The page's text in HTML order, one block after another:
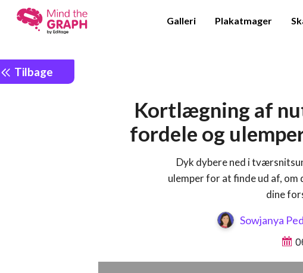
Galleri Plakatmager
Tilbage
Kortlægning af
fordele og
Dyk dybere ned i
ulemper for at finde ud af,
dine
Sowjanya